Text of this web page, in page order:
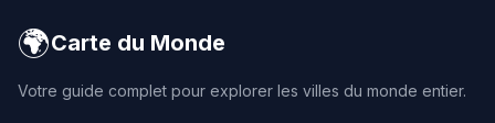
🌍Carte du Monde
Votre guide complet pour explorer les villes du monde entier.